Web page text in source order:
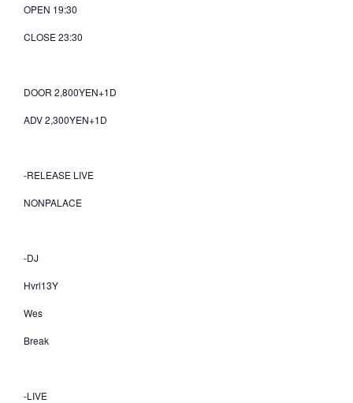
OPEN 19:30
CLOSE 23:30
DOOR 2,800YEN+1D
ADV 2,300YEN+1D
-RELEASE LIVE
NONPALACE
-DJ
Hvrl13Y
Wes
Break
-LIVE